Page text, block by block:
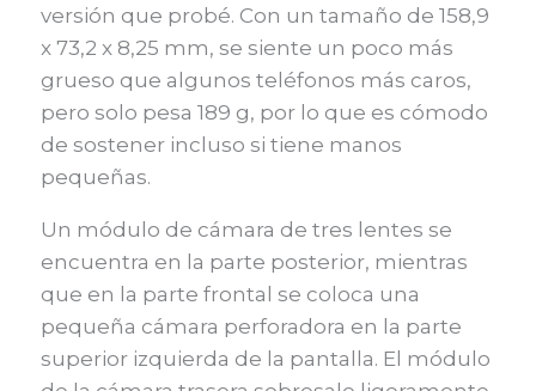
versión que probé. Con un tamaño de 158,9
x 73,2 x 8,25 mm, se siente un poco más
grueso que algunos teléfonos más caros,
pero solo pesa 189 g, por lo que es cómodo
de sostener incluso si tiene manos
pequeñas.
Un módulo de cámara de tres lentes se
encuentra en la parte posterior, mientras
que en la parte frontal se coloca una
pequeña cámara perforadora en la parte
superior izquierda de la pantalla. El módulo